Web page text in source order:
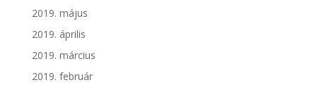
2019. május
2019. április
2019. március
2019. február